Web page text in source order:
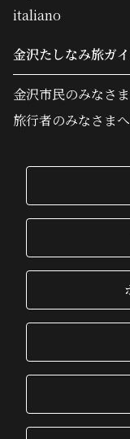
italiano
金沢たしなみ旅ガ
金沢市民のみなさ
旅行者のみなさまへ